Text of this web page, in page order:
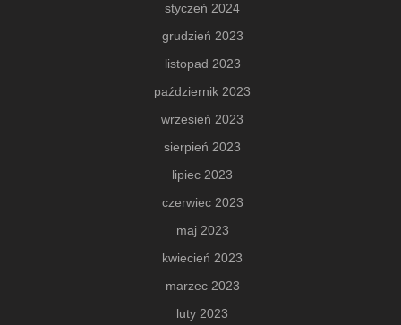
styczeń 2024
grudzień 2023
listopad 2023
październik 2023
wrzesień 2023
sierpień 2023
lipiec 2023
czerwiec 2023
maj 2023
kwiecień 2023
marzec 2023
luty 2023